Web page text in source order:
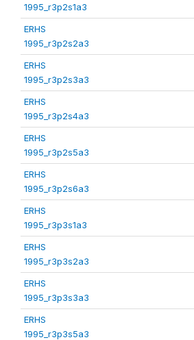
1995_r3p2s1a3
ERHS
1995_r3p2s2a3
ERHS
1995_r3p2s3a3
ERHS
1995_r3p2s4a3
ERHS
1995_r3p2s5a3
ERHS
1995_r3p2s6a3
ERHS
1995_r3p3s1a3
ERHS
1995_r3p3s2a3
ERHS
1995_r3p3s3a3
ERHS
1995_r3p3s5a3